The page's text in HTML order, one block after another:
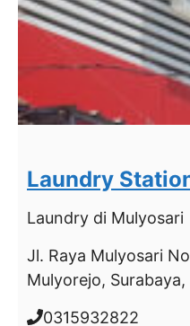
Laundry
Laundry di Mulyosari
Jl. Raya Mulyosari
Mulyorejo,
0315932822